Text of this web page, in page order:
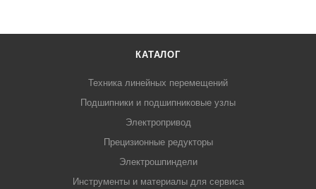
КАТАЛОГ
Техника линейных перемещений
Подшипники и подшипниковые узлы
Электропривод
Прецизионные редукторы
Электрошпиндели
Инструменты и материалы для сервиса